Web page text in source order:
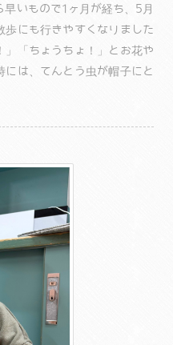
早いもので1ヶ月が経ち、5月
歩にも行きやすくなりました
「ちょうちょ！」とお花や
には、てんとう虫が帽子にと